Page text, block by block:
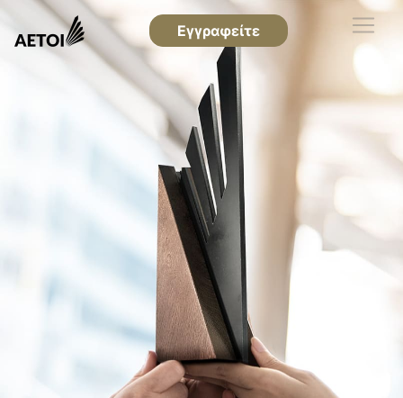
Εγγραφείτε